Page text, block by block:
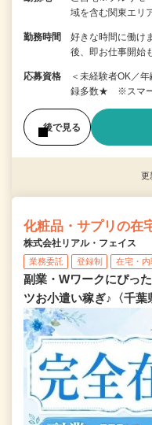
域を含む関東エリ
勤務時間
好きな時間に働け
後、即お仕事開
応募資格
＜未経験者OK／
録多数★ ※スマー
後で見る
更
化粧品・サプリの在
株式会社リアル・フェイス
業務委託 登録制 在宅・内
副業・Wワークにぴっ
ツお小遣い稼ぎ♪〈千葉